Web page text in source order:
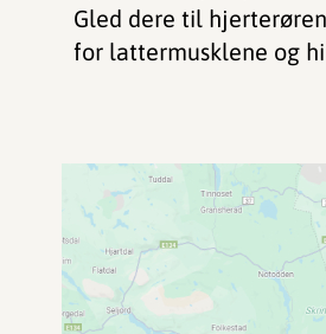
Gled dere til
for lattermusklene og